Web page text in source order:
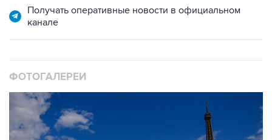
Получать оперативные новости в официальном
канале
ФОТОГАЛЕРЕИ